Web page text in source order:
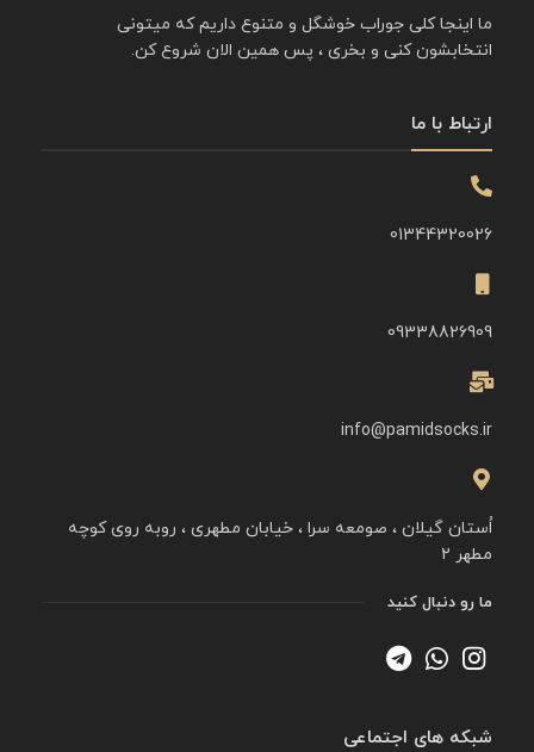
ما اینجا کلی جوراب خوشگل و متنوع داریم که میتونی
انتخابشون کنی و بخری ، پس همین الان شروع کن.
ارتباط با ما
01344320026
09338826909
info@pamidsocks.ir
اُستان گیلان ، صومعه سرا ، خیابان مطهری ، روبه روی کوچه
مطهر ۲
ما رو دنبال کنید
شبکه های اجتماعی